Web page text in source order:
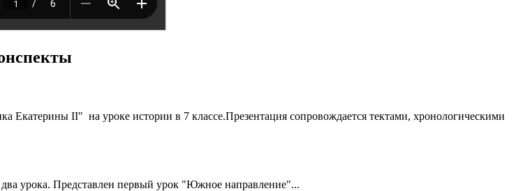
II" на уроке истории в 7 классе.Презентация сопровождается тектами, хронологическими
два урока. Представлен первый урок "Южное направление"...